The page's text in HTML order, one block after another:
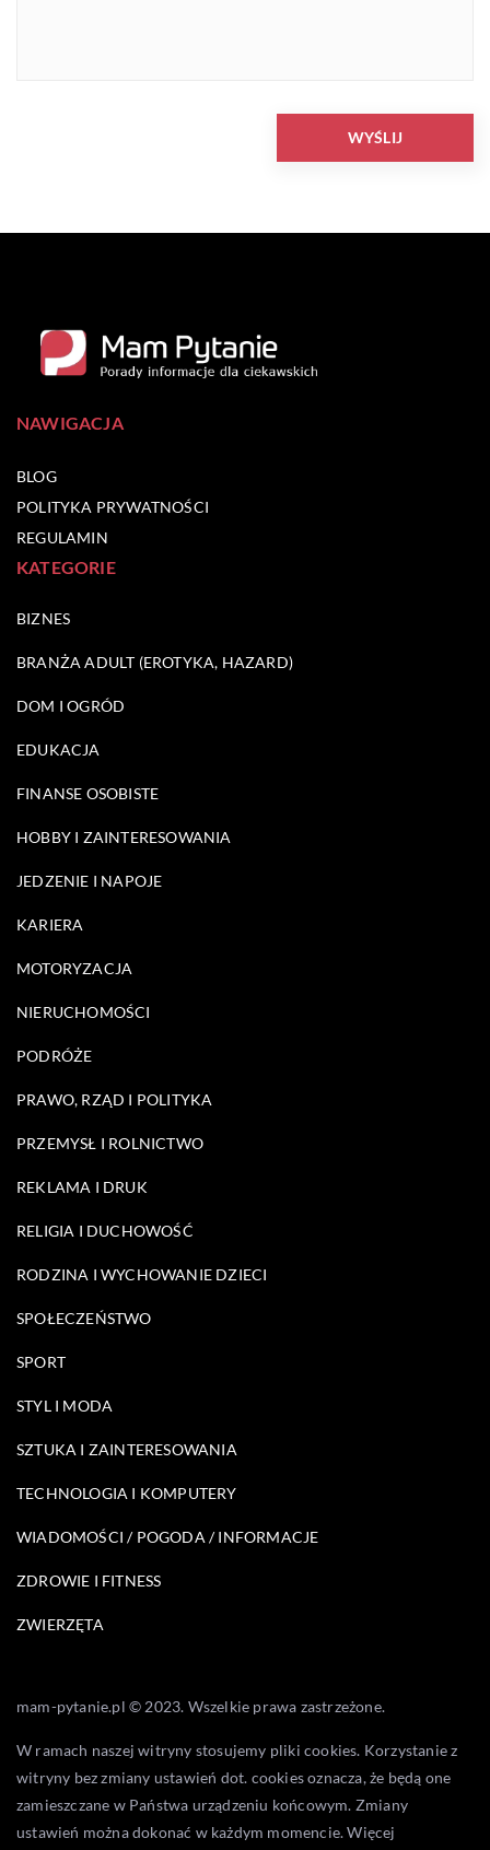
NAWIGACJA
BLOG
POLITYKA PRYWATNOŚCI
REGULAMIN
KATEGORIE
BIZNES
BRANŻA ADULT (EROTYKA, HAZARD)
DOM I OGRÓD
EDUKACJA
FINANSE OSOBISTE
HOBBY I ZAINTERESOWANIA
JEDZENIE I NAPOJE
KARIERA
MOTORYZACJA
NIERUCHOMOŚCI
PODRÓŻE
PRAWO, RZĄD I POLITYKA
PRZEMYSŁ I ROLNICTWO
REKLAMA I DRUK
RELIGIA I DUCHOWOŚĆ
RODZINA I WYCHOWANIE DZIECI
SPOŁECZEŃSTWO
SPORT
STYL I MODA
SZTUKA I ZAINTERESOWANIA
TECHNOLOGIA I KOMPUTERY
WIADOMOŚCI / POGODA / INFORMACJE
ZDROWIE I FITNESS
ZWIERZĘTA
mam-pytanie.pl © 2023. Wszelkie prawa zastrzeżone.
W ramach naszej witryny stosujemy pliki cookies. Korzystanie z
witryny bez zmiany ustawień dot. cookies oznacza, że będą one
zamieszczane w Państwa urządzeniu końcowym. Zmiany
ustawień można dokonać w każdym momencie. Więcej